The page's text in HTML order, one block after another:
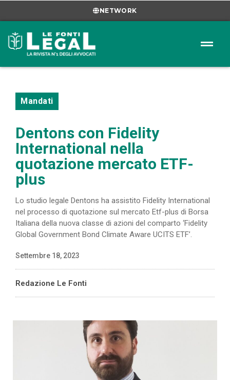
NETWORK
Mandati
Dentons con Fidelity
International nella
quotazione mercato ETF-
plus
Lo studio legale Dentons ha assistito Fidelity International
nel processo di quotazione sul mercato Etf-plus di Borsa
Italiana della nuova classe di azioni del comparto ‘Fidelity
Global Government Bond Climate Aware UCITS ETF’.
Settembre 18, 2023
Redazione Le Fonti